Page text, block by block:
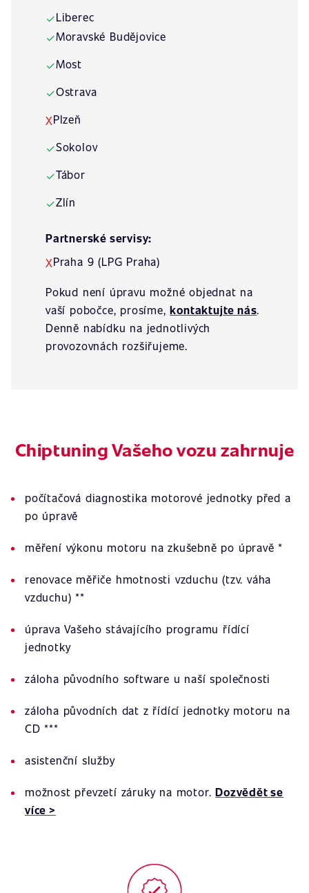
✓Liberec
✓Moravské Budějovice
✓Most
✓Ostrava
XPlzeň
✓Sokolov
✓Tábor
✓Zlín
Partnerské servisy:
XPraha 9 (LPG Praha)
Pokud není úpravu možné objednat na
vaší pobočce, prosíme,kontaktujte nás.
Denně nabídku na jednotlivých
provozovnách rozšiřujeme.
Chiptuning Vašeho vozu zahrnuje
počítačová diagnostika motorové jednotky před a
po úpravě
měření výkonu motoru na zkušebně po úpravě *
renovace měřiče hmotnosti vzduchu (tzv. váha
vzduchu) **
úprava Vašeho stávajícího programu řídící
jednotky
záloha původního software u naší společnosti
záloha původních dat z řídící jednotky motoru na
CD ***
asistenční služby
možnost převzetí záruky na motor.Dozvědět se
více >